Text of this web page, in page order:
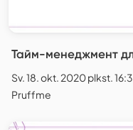
Тайм-менеджмент
Sv. 18. okt. 2020 plkst.
Pruffme